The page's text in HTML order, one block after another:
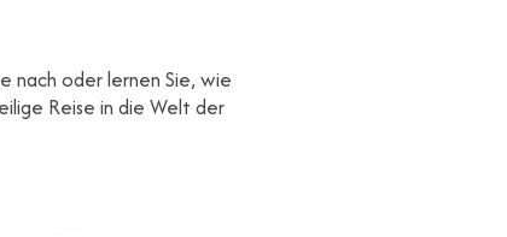
nach oder lernen Sie, wie
Reise in die Welt der